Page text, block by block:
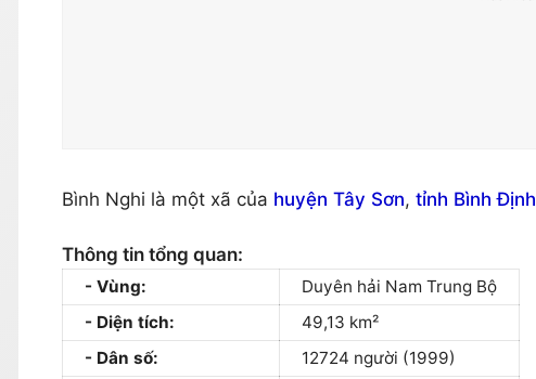
Bình Nghi là một xã của huyện Tây Sơn, tỉnh Bình Định
Thông tin tổng quan:
Vùng:
Duyên hải Nam Trung Bộ
Diện tích:
49,13 km²
Dân số:
12724 người (1999)